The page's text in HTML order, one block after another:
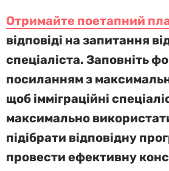
Отримайте поетапний
відповіді на запитання
спеціаліста. Заповніть
посиланням з
щоб імміграційні
максимально
підібрати відповідну
провести ефективну